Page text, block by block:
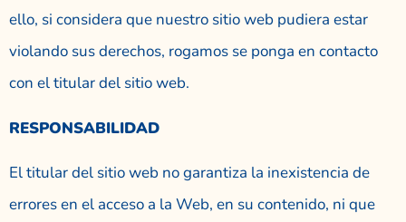
ello, si considera que nuestro sitio web pudiera estar
violando sus derechos, rogamos se ponga en contacto
con el titular del sitio web.
RESPONSABILIDAD
El titular del sitio web no garantiza la inexistencia de
errores en el acceso a la Web, en su contenido, ni que